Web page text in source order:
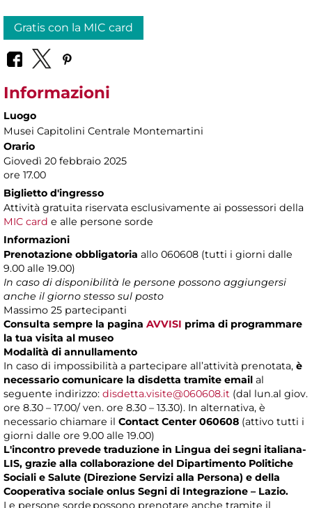
Gratis con la MIC card
Informazioni
Luogo
Musei Capitolini Centrale Montemartini
Orario
Giovedì 20 febbraio 2025
ore 17.00
Biglietto d'ingresso
Attività gratuita riservata esclusivamente ai possessori della
MIC card e alle persone sorde
Informazioni
Prenotazione obbligatoria allo 060608 (tutti i giorni dalle
9.00 alle 19.00)
In caso di disponibilità le persone possono aggiungersi
anche il giorno stesso sul posto
Massimo 25 partecipanti
Consulta sempre la pagina AVVISI prima di programmare
la tua visita al museo
Modalità di annullamento
In caso di impossibilità a partecipare all’attività prenotata, è
necessario comunicare la disdetta tramite email al
seguente indirizzo: disdetta.visite@060608.it (dal lun.al giov.
ore 8.30 – 17.00/ ven. ore 8.30 – 13.30). In alternativa, è
necessario chiamare il Contact Center 060608 (attivo tutti i
giorni dalle ore 9.00 alle 19.00)
L'incontro prevede traduzione in Lingua dei segni italiana-
LIS, grazie alla collaborazione del Dipartimento Politiche
Sociali e Salute (Direzione Servizi alla Persona) e della
Cooperativa sociale onlus Segni di Integrazione – Lazio.
Le persone sorde possono prenotare anche tramite il